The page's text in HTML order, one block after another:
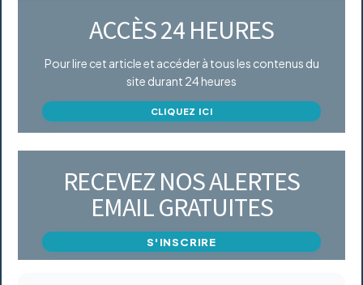
ACCÈS 24 HEURES
Pour lire cet article et accéder à tous les contenus du
site durant 24 heures
CLIQUEZ ICI
RECEVEZ NOS ALERTES
EMAIL GRATUITES
S'INSCRIRE